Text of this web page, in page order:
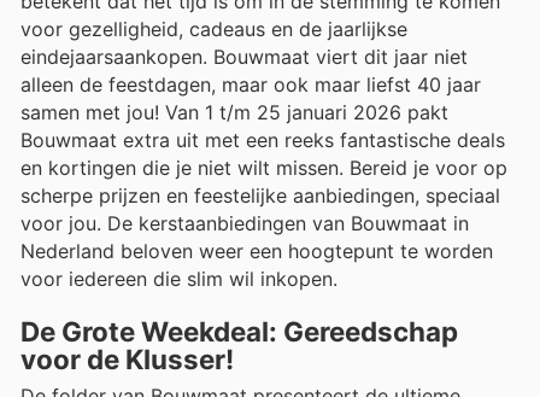
voor gezelligheid, cadeaus en de jaarlijkse
eindejaarsaankopen. Bouwmaat viert dit jaar niet
alleen de feestdagen, maar ook maar liefst 40 jaar
samen met jou! Van 1 t/m 25 januari 2026 pakt
Bouwmaat extra uit met een reeks fantastische deals
en kortingen die je niet wilt missen. Bereid je voor op
scherpe prijzen en feestelijke aanbiedingen, speciaal
voor jou. De kerstaanbiedingen van Bouwmaat in
Nederland beloven weer een hoogtepunt te worden
voor iedereen die slim wil inkopen.
De Grote Weekdeal: Gereedschap
voor de Klusser!